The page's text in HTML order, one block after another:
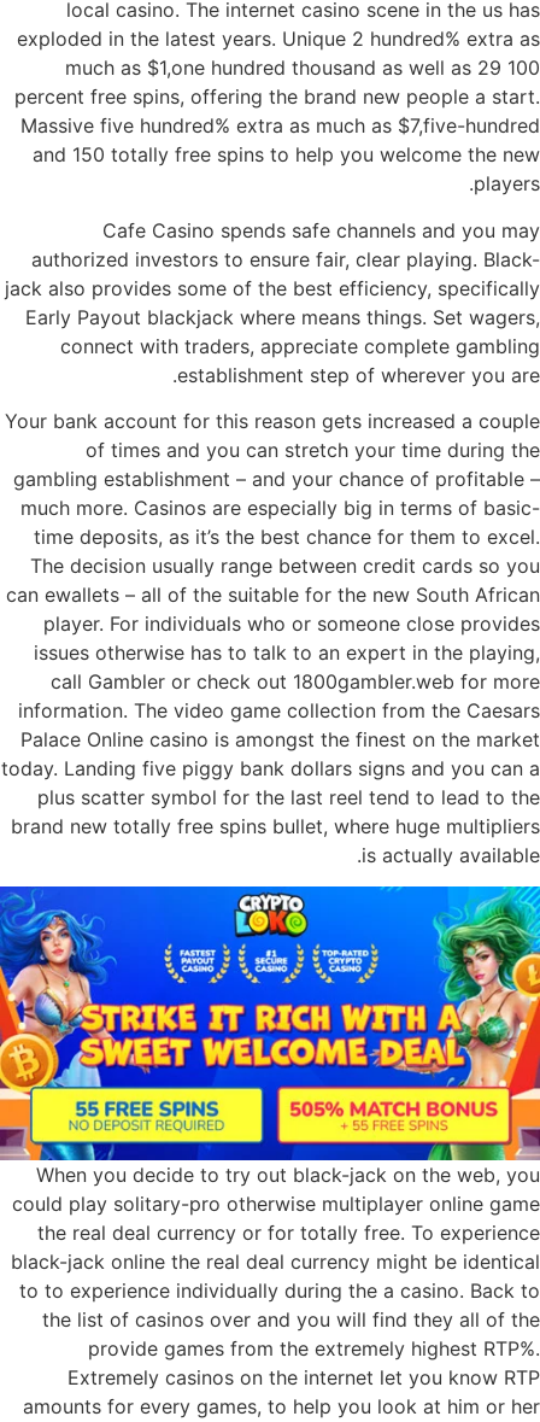
local casino. The internet casino scene in the us has
exploded in the latest years. Unique 2 hundred% extra as
much as $1,one hundred thousand as well as 29 100
percent free spins, offering the brand new people a start.
Massive five hundred% extra as much as $7,five-hundred
and 150 totally free spins to help you welcome the new
players.
Cafe Casino spends safe channels and you may
authorized investors to ensure fair, clear playing. Black-
jack also provides some of the best efficiency, specifically
Early Payout blackjack where means things. Set wagers,
connect with traders, appreciate complete gambling
establishment step of wherever you are.
Your bank account for this reason gets increased a couple
of times and you can stretch your time during the
gambling establishment – and your chance of profitable –
much more. Casinos are especially big in terms of basic-
time deposits, as it’s the best chance for them to excel.
The decision usually range between credit cards so you
can ewallets – all of the suitable for the new South African
player. For individuals who or someone close provides
issues otherwise has to talk to an expert in the playing,
call Gambler or check out 1800gambler.web for more
information. The video game collection from the Caesars
Palace Online casino is amongst the finest on the market
today. Landing five piggy bank dollars signs and you can a
plus scatter symbol for the last reel tend to lead to the
brand new totally free spins bullet, where huge multipliers
is actually available.
When you decide to try out black-jack on the web, you
could play solitary-pro otherwise multiplayer online game
the real deal currency or for totally free. To experience
black-jack online the real deal currency might be identical
to to experience individually during the a casino. Back to
the list of casinos over and you will find they all of the
provide games from the extremely highest RTP%.
Extremely casinos on the internet let you know RTP
amounts for every games, to help you look at him or her